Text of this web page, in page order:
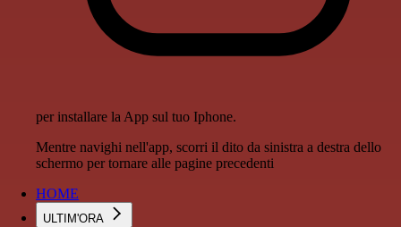
per installare la App sul tuo Iphone.
Mentre navighi nell'app, scorri il dito da sinistra a destra dello
schermo per tornare alle pagine precedenti
HOME
ULTIM'ORA